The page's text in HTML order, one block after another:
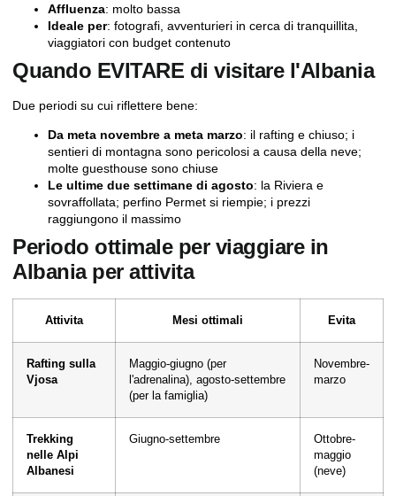
Affluenza: molto bassa
Ideale per: fotografi, avventurieri in cerca di tranquillita,
viaggiatori con budget contenuto
Quando EVITARE di visitare l'Albania
Due periodi su cui riflettere bene:
Da meta novembre a meta marzo: il rafting e chiuso; i
sentieri di montagna sono pericolosi a causa della neve;
molte guesthouse sono chiuse
Le ultime due settimane di agosto: la Riviera e
sovraffollata; perfino Permet si riempie; i prezzi
raggiungono il massimo
Periodo ottimale per viaggiare in
Albania per attivita
Attivita Mesi ottimali Evita
Rafting sulla
Vjosa
Maggio-giugno (per
l'adrenalina), agosto-settembre
(per la famiglia)
Novembre-
marzo
Trekking
nelle Alpi
Albanesi
Giugno-settembre
Ottobre-
maggio
(neve)